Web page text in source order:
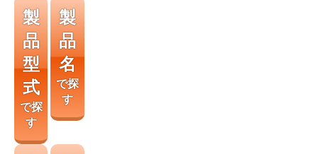
製
品
型
式
で探
す
製
品
名
で探
す